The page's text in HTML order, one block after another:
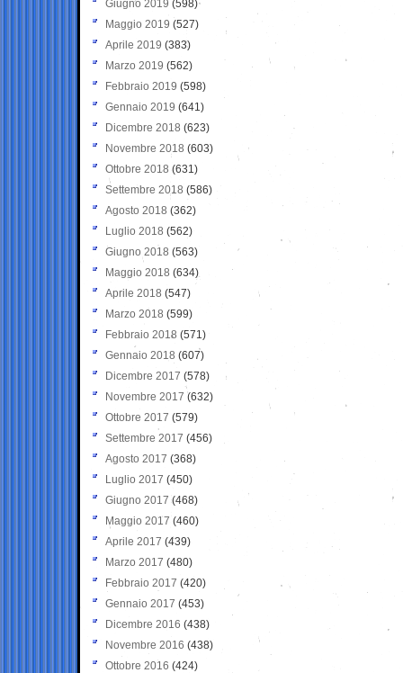
Giugno 2019 (598)
Maggio 2019 (527)
Aprile 2019 (383)
Marzo 2019 (562)
Febbraio 2019 (598)
Gennaio 2019 (641)
Dicembre 2018 (623)
Novembre 2018 (603)
Ottobre 2018 (631)
Settembre 2018 (586)
Agosto 2018 (362)
Luglio 2018 (562)
Giugno 2018 (563)
Maggio 2018 (634)
Aprile 2018 (547)
Marzo 2018 (599)
Febbraio 2018 (571)
Gennaio 2018 (607)
Dicembre 2017 (578)
Novembre 2017 (632)
Ottobre 2017 (579)
Settembre 2017 (456)
Agosto 2017 (368)
Luglio 2017 (450)
Giugno 2017 (468)
Maggio 2017 (460)
Aprile 2017 (439)
Marzo 2017 (480)
Febbraio 2017 (420)
Gennaio 2017 (453)
Dicembre 2016 (438)
Novembre 2016 (438)
Ottobre 2016 (424)